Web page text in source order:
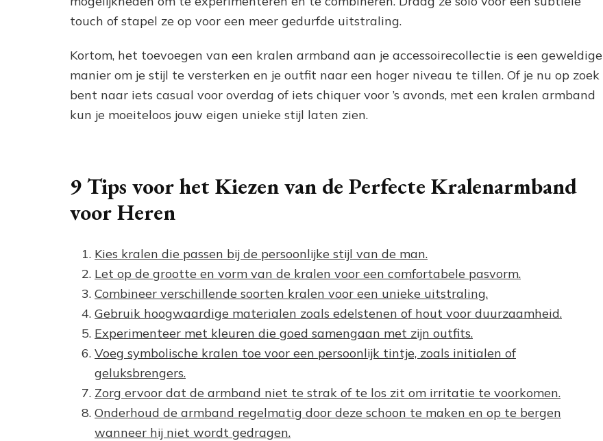
touch of stapel ze op voor een meer gedurfde uitstraling.
Kortom, het toevoegen van een kralen armband aan je accessoirecollectie is een geweldige
manier om je stijl te versterken en je outfit naar een hoger niveau te tillen. Of je nu op zoek
bent naar iets casual voor overdag of iets chiquer voor ’s avonds, met een kralen armband
kun je moeiteloos jouw eigen unieke stijl laten zien.
9 Tips voor het Kiezen van de Perfecte Kralenarmband
voor Heren
Kies kralen die passen bij de persoonlijke stijl van de man.
Let op de grootte en vorm van de kralen voor een comfortabele pasvorm.
Combineer verschillende soorten kralen voor een unieke uitstraling.
Gebruik hoogwaardige materialen zoals edelstenen of hout voor duurzaamheid.
Experimenteer met kleuren die goed samengaan met zijn outfits.
Voeg symbolische kralen toe voor een persoonlijk tintje, zoals initialen of
geluksbrengers.
Zorg ervoor dat de armband niet te strak of te los zit om irritatie te voorkomen.
Onderhoud de armband regelmatig door deze schoon te maken en op te bergen
wanneer hij niet wordt gedragen.